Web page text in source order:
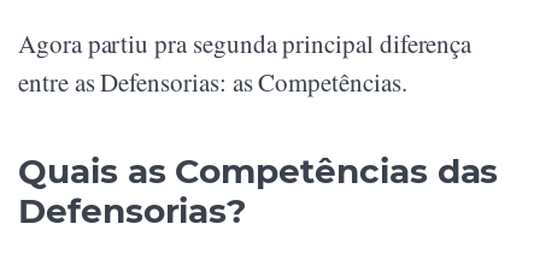
Agora partiu pra segunda principal diferença
entre as Defensorias: as Competências.
Quais as Competências das
Defensorias?